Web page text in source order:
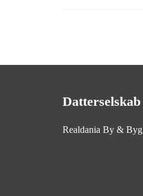
Datterselskab
Realdania By & Byg